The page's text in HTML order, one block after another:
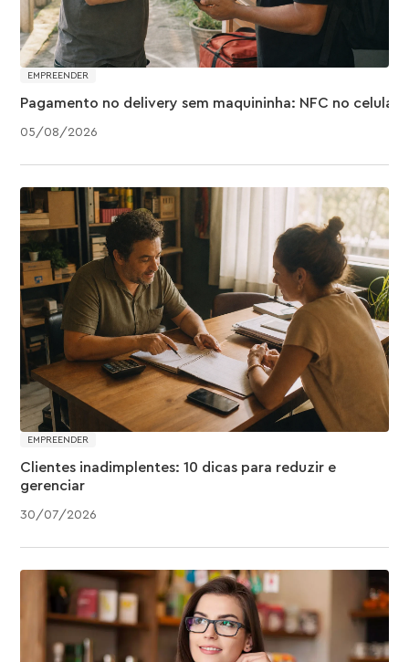
EMPREENDER
05 /08 /2026
Pagamento no delivery sem maquininha: NFC no celular
EMPREENDER
30/07/2026
Clientes inadimplentes: 10 dicas para reduzir e
gerenciar